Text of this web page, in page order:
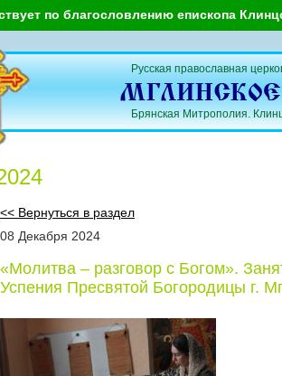
по благословлению епископа
Русская православная
Брянская Митрополия.
<< Вернуться в раздел
08 Декабря 2024
«Молитва – разговор с Богом».
Успения Пресвятой Богородицы г.